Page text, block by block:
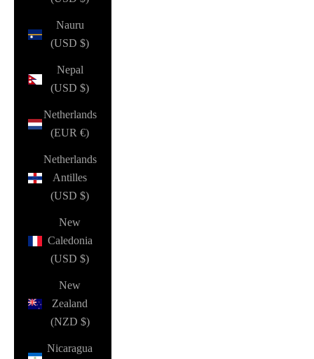
Nauru
(USD $)
Nepal
(USD $)
Netherlands
(EUR €)
Netherlands
Antilles
(USD $)
New
Caledonia
(USD $)
New
Zealand
(NZD $)
Nicaragua